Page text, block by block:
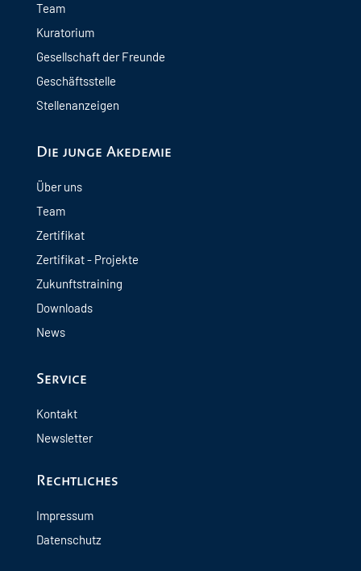
Team
Kuratorium
Gesellschaft der Freunde
Geschäftsstelle
Stellenanzeigen
Die junge Akedemie
Über uns
Team
Zertifikat
Zertifikat - Projekte
Zukunftstraining
Downloads
News
Service
Kontakt
Newsletter
Rechtliches
Impressum
Datenschutz